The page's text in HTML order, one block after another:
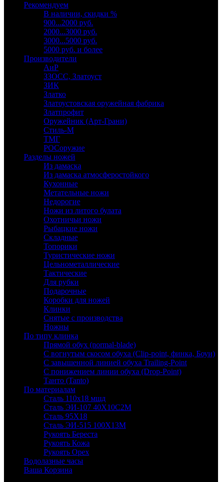
Рекомендуем
В наличии, скидки %
900...2000 руб.
2000...3000 руб.
3000...5000 руб.
5000 руб. и более
Производители
АиР
ЗЗОСС, Златоуст
ЗИК
Златко
Златоустовская оружейная фабрика
Златпрофит
Оружейник (Арт-Грани)
Стиль-М
ТМГ
РОСоружие
Разделы ножей
Из дамаска
Из дамаска атмосферостойкого
Кухонные
Метательные ножи
Недорогие
Ножи из литого булата
Охотничьи ножи
Рыбацкие ножи
Складные
Топорики
Туристические ножи
Цельнометаллические
Тактические
Для рубки
Подарочные
Коробки для ножей
Клинки
Снятые с производства
Ножны
По типу клинка
Прямой обух (normal-blade)
С вогнутым скосом обуха (Clip-point, финка, Боуи)
С завышенной линией обуха Trailing-Point
С понижением линии обуха (Drop-Point)
Танто (Tanto)
По материалам
Сталь 110х18 мшд
Сталь ЭИ-107 40Х10С2М
Сталь 95Х18
Сталь ЭИ-515 100Х13М
Рукоять Береста
Рукоять Кожа
Рукоять Орех
Водолазные часы
Ваша Корзина